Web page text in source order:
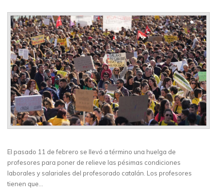
El pasado 11 de febrero se llevó a término una huelga de
profesores para poner de relieve las pésimas condiciones
laborales y salariales del profesorado catalán. Los profesores
tienen que…